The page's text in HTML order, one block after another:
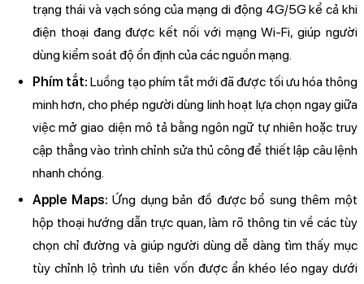
trạng thái và vạch sóng của mạng di động 4G/5G kể cả khi
điện thoại đang được kết nối với mạng Wi-Fi, giúp người
dùng kiểm soát độ ổn định của các nguồn mạng.
Phím tắt:Luồng tạo phím tắt mới đã được tối ưu hóa thông
minh hơn, cho phép người dùng linh hoạt lựa chọn ngay giữa
việc mở giao diện mô tả bằng ngôn ngữ tự nhiên hoặc truy
cập thẳng vào trình chỉnh sửa thủ công để thiết lập câu lệnh
nhanh chóng.
Apple Maps: Ứng dụng bản đồ được bổ sung thêm một
hộp thoại hướng dẫn trực quan, làm rõ thông tin về các tùy
chọn chỉ đường và giúp người dùng dễ dàng tìm thấy mục
tùy chỉnh lộ trình ưu tiên vốn được ẩn khéo léo ngay dưới